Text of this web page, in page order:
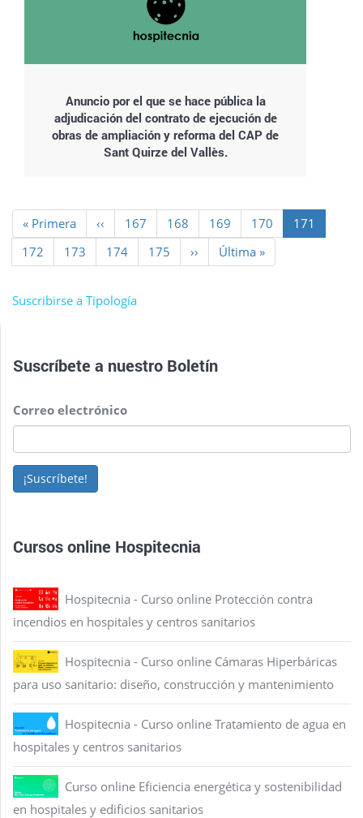
Anuncio por el que se hace pública la
adjudicación del contrato de ejecución de
obras de ampliación y reforma del CAP de
Sant Quirze del Vallès.
Paginación
Primera
página
« Primera
Página
anterior
‹‹ Page
167 Page
168 Page
169 Page
170
Página
actual
171
Page
172 Page
173 Page
174 Page
175
Siguiente
página
››
Última
página
Última »
Suscribirse a Tipología
Suscríbete a nuestro Boletín
Correo electrónico
¡Suscríbete!
Cursos online Hospitecnia
Hospitecnia - Curso online Protección contra
incendios en hospitales y centros sanitarios
Hospitecnia - Curso online Cámaras Hiperbáricas
para uso sanitario: diseño, construcción y mantenimiento
Hospitecnia - Curso online Tratamiento de agua en
hospitales y centros sanitarios
Curso online Eficiencia energética y sostenibilidad
en hospitales y edificios sanitarios